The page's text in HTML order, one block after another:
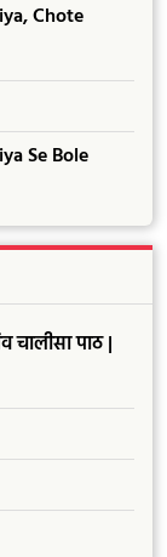
Chote
Se Bole
पाठ |